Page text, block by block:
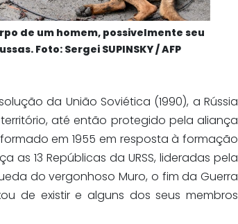
de um homem, possivelmente seu
Foto: Sergei SUPINSKY / AFP
da União Soviética (1990), a Rússia
até então protegido pela aliança
em 1955 em resposta à formação
as 13 Repúblicas da URSS, lideradas pela
do vergonhoso Muro, o fim da Guerra
de existir e alguns dos seus membros